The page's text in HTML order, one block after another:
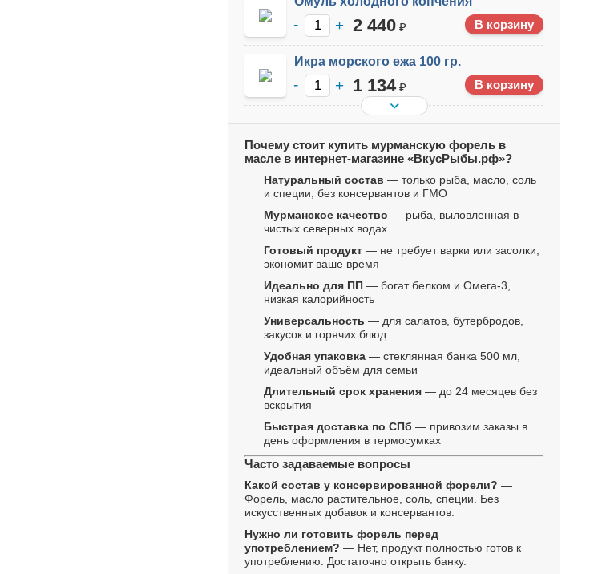
2 440 ₽
Икра морского ежа 100 гр.
1 134 ₽
Почему стоит купить мурманскую форель в
масле в интернет-магазине «ВкусРыбы.рф»?
Натуральный состав — только рыба, масло, соль
и специи, без консервантов и ГМО
Мурманское качество — рыба, выловленная в
чистых северных водах
Готовый продукт — не требует варки или засолки,
экономит ваше время
Идеально для ПП — богат белком и Омега-3,
низкая калорийность
Универсальность — для салатов, бутербродов,
закусок и горячих блюд
Удобная упаковка — стеклянная банка 500 мл,
идеальный объём для семьи
Длительный срок хранения — до 24 месяцев без
вскрытия
Быстрая доставка по СПб — привозим заказы в
день оформления в термосумках
Часто задаваемые вопросы
Какой состав у консервированной форели? —
Форель, масло растительное, соль, специи. Без
искусственных добавок и консервантов.
Нужно ли готовить форель перед
употреблением? — Нет, продукт полностью готов к
употреблению. Достаточно открыть банку.